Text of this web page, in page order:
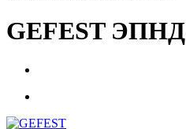
GEFEST